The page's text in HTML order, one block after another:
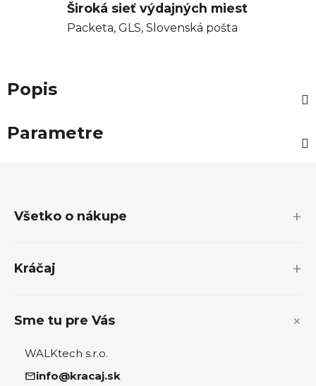
Široká sieť výdajných miest
Packeta, GLS, Slovenská pošta
Popis
Parametre
Všetko o nákupe
Kráčaj
Sme tu pre Vás
WALKtech s.r.o.
info@kracaj.sk